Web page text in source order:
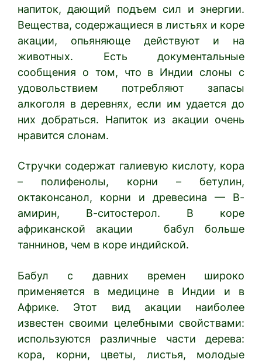
напиток, дающий подъем сил и энергии.
Вещества, содержащиеся в листьях и коре
акации, опьяняюще действуют и на
животных. Есть документальные
сообщения о том, что в Индии слоны с
удовольствием потребляют запасы
алкоголя в деревнях, если им удается до
них добраться. Напиток из акации очень
нравится слонам.
Стручки содержат галиевую кислоту, кора
– полифенолы, корни – бетулин,
октаконсанол, корни и древесина — В-
амирин, В-ситостерол. В коре
африканской акации бабул больше
таннинов, чем в коре индийской.
Бабул с давних времен широко
применяется в медицине в Индии и в
Африке. Этот вид акации наиболее
известен своими целебными свойствами:
используются различные части дерева:
кора, корни, цветы, листья, молодые